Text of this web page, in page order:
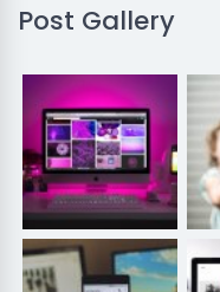
Post Gallery